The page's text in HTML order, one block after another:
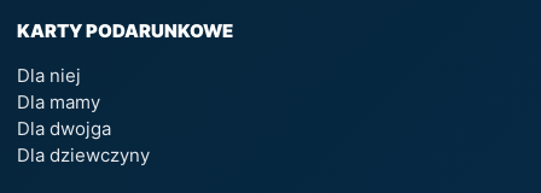
KARTY PODARUNKOWE
Dla niej
Dla mamy
Dla dwojga
Dla dziewczyny